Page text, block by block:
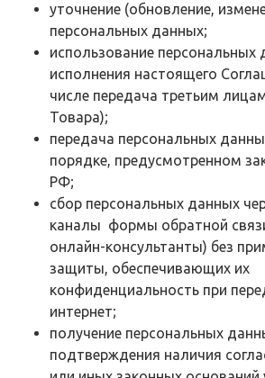
уточнение (обновление,
персональных данных;
использование персональных
исполнения настоящего
числе передача третьим
Товара);
передача персональных
порядке, предусмотренном
РФ;
сбор персональных данных
каналы формы обратной
онлайн-консультанты) без
защиты, обеспечивающих их
конфиденциальность при
интернет;
получение персональных
подтверждения наличия